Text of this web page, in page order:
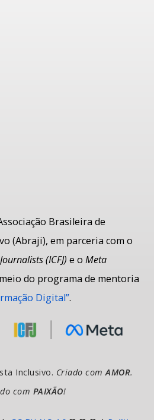
Brasileira de
(Abraji), em parceria com o
(ICFJ) e o Meta
do programa de mentoria
Digital”.
Inclusivo. Criado comAMOR.
com PAIXÃO!